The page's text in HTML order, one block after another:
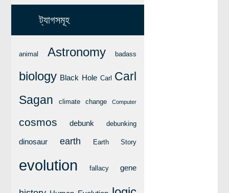
আপনার প্রোফাইল
বিজ্ঞানযাত্রা ম্যাগাজিন
বিজ্ঞানযাত্রা সংবাদ/বিজ্ঞপ্তি
বৈজ্ঞানিক কল্পকাহিনী
লজিক এবং ফ্যালাসি
ট্যাগসমূহ
animal Astronomy badass
biology Black Hole Carl Carl
Sagan
climate change Computer
cosmos debunk debunking
dinosaur earth Earth Story
evolution fallacy gene